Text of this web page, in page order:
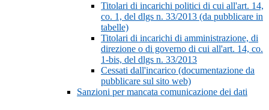
Titolari di incarichi politici di cui all'art. 14,
co. 1, del dlgs n. 33/2013 (da pubblicare in
tabelle)
Titolari di incarichi di amministrazione, di
direzione o di governo di cui all'art. 14, co.
1-bis, del dlgs n. 33/2013
Cessati dall'incarico (documentazione da
pubblicare sul sito web)
Sanzioni per mancata comunicazione dei dati